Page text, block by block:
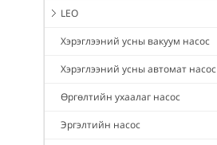
LEO
Хэрэглээний усны вакуум насос
Хэрэглээний усны автомат насос
Өргөлтийн ухаалаг насос
Эргэлтийн насос